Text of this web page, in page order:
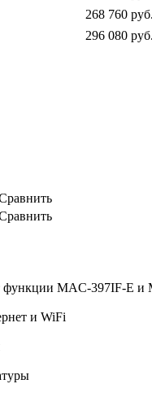
268 760 руб.
296 080 руб.
MAC-397IF-E и
и WiFi